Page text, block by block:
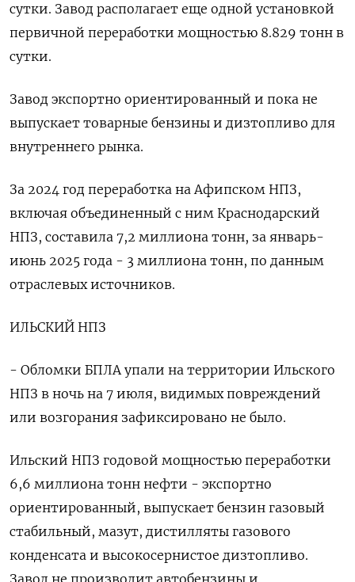
сутки. Завод располагает еще одной установкой
первичной переработки мощностью 8.829 тонн в
сутки.
Завод экспортно ориентированный и пока не
выпускает товарные бензины и дизтопливо для
внутреннего рынка.
За 2024 год переработка на Афипском НПЗ,
включая объединенный с ним Краснодарский
НПЗ, составила 7,2 миллиона тонн, за январь-
июнь 2025 года - 3 миллиона тонн, по данным
отраслевых источников.
ИЛЬСКИЙ НПЗ
- Обломки БПЛА упали на территории Ильского
НПЗ в ночь на 7 июля, видимых повреждений
или возгорания зафиксировано не было.
Ильский НПЗ годовой мощностью переработки
6,6 миллиона тонн нефти - экспортно
ориентированный, выпускает бензин газовый
стабильный, мазут, дистилляты газового
конденсата и высокосернистое дизтопливо.